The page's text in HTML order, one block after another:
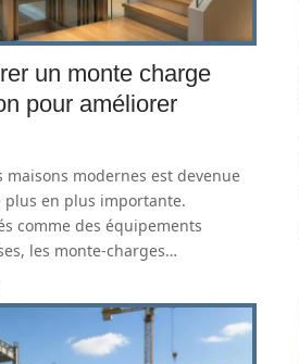
un monte charge
pour améliorer
maisons modernes est devenue
en plus importante.
comme des équipements
les monte-charges…